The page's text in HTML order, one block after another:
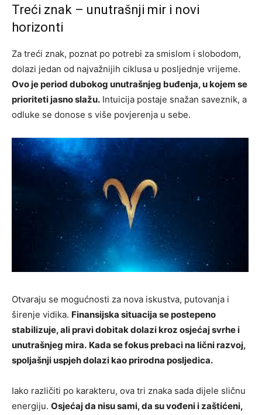
Treći znak – unutrašnji mir i novi
horizonti
Za treći znak, poznat po potrebi za smislom i slobodom,
dolazi jedan od najvažnijih ciklusa u posljednje vrijeme.
Ovo je period dubokog unutrašnjeg buđenja, u kojem se
prioriteti jasno slažu. Intuicija postaje snažan saveznik, a
odluke se donose s više povjerenja u sebe.
Otvaraju se mogućnosti za nova iskustva, putovanja i
širenje vidika. Finansijska situacija se postepeno
stabilizuje, ali pravi dobitak dolazi kroz osjećaj svrhe i
unutrašnjeg mira. Kada se fokus prebaci na lični razvoj,
spoljašnji uspjeh dolazi kao prirodna posljedica.
Iako različiti po karakteru, ova tri znaka sada dijele sličnu
energiju. Osjećaj da nisu sami, da su vođeni i zaštićeni,